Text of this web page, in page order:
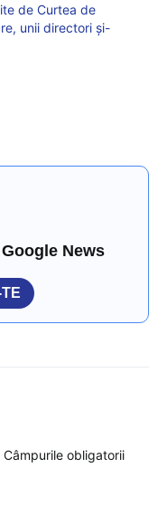
de Curtea de
unii directori și-
News
Câmpurile obligatorii